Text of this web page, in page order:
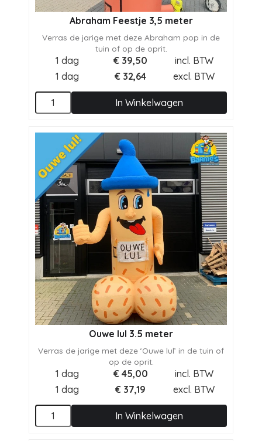
Abraham Feestje 3,5 meter
Verras de jarige met deze Abraham pop in de
tuin of op de oprit.
1 dag € 39,50
incl. BTW
1 dag
€ 32,64 excl. BTW
In Winkelwagen
Ouwe lul 3.5 meter
Verras de jarige met deze ‘Ouwe lul’ in de tuin of
op de oprit.
1 dag € 45,00
incl. BTW
1 dag
€ 37,19 excl. BTW
In Winkelwagen